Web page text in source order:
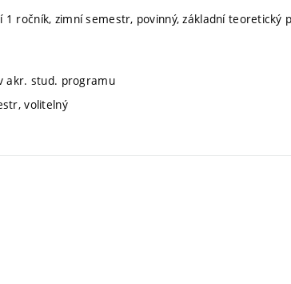
1 ročník, zimní semestr, povinný, základní teoretický
akr. stud. programu
volitelný